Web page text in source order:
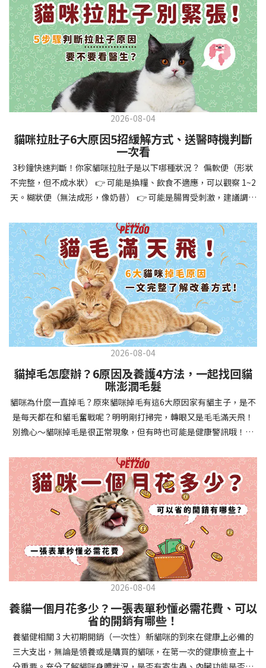
透過基礎訓練，幼犬能學會家居規則，避免危險行為和破壞家具。
像是「不」和「放下」等指令可以阻止幼犬咬電線或誤食有害物
質，有效降低居家意外風險。規律的如廁訓練則能養成良好衛生習
慣，讓家中環境保持乾淨舒適。增強溝通與信任關係訓練過程就像
建立一種共同語言，幫助你和幼犬更好地理解彼此。當幼犬學會回
應你的指令，不只增加了互動機會，也建立了主人作為領導者的地
位。正向獎勵式訓練更能培養幼犬對你的信任感，強化情感連結，
創造更和諧的相處模式。培養社交技能與適應能力及早接觸各種環
境和刺激，能幫助幼犬成長為自信穩定的成犬。適當的社會化訓練
讓牠們學會如何與其他狗狗、動物和人類和平相處，減少恐懼或攻
擊行為。這種適應能力使幼犬未來能從容面對獸醫檢查、美容
salon、寄宿或旅行等各種情境，大大提升生活品質。 訓練幼犬不只
是教會指令，更是塑造性格和習慣的過程！ 透過耐心且一致的訓
練，你不僅能擁有一隻聽話的好狗狗，更能建立起相互尊重的終身
相處中獲得回報狗狗訓練指南，六步驟培養幼犬開始幼犬訓練時，
系統性的方法能帶來最佳效果。從信任建立到習慣養成，每個階段
都至關重要，缺一不可。良好的訓練應循序漸進，把握幼犬成長敏
感期，以積極正向的方式引導。遵循這六個步驟，即使是第一次養
狗的新手，也能輕鬆將調皮的小狗訓練成聽話的好夥伴！建立信任
基礎 幼犬訓練的第一步不是教指令，而是建立信任。剛到新家的幼
犬可能感到緊張不安，給予適當空間適應環境很重要。用溫柔的聲
音交談，提供安全舒適的窩，維持規律的餵食和如廁時間，讓幼犬
感到安心。輕輕撫摸、溫柔擁抱，每天安排固定玩耍時間，這些都
任你後，可開始教導基本指令。從簡單的「坐下」開始，再逐步學
習「趴下」、「等待」和「過來」。每次訓練保持在5-10分鐘內，
避免幼犬注意力分散。使用清晰一致的口令和手勢，成功時立即給
予獎勵和讚美。記住，重複是學習的關鍵，每天多次短時間練習效
果最佳。調整日常行為除了基本指令，幼犬還需學習生活禮儀。如
時立即獎勵。另外要處理的常見問題包括咬人、啃咬家具和亂叫。
每當出現不當行為，給予適當替代品（如咬玩具代替咬手），並在
幼犬選擇正確行為時獎勵，這比責罵更有效。社交化訓練 兩個月大
的幼犬正處於社會化黃金期，這階段的經驗將深刻影響未來性格。
安排幼犬接觸不同人類（包括兒童、戴眼鏡的人、使用拐杖的人
等）、各種動物、交通工具和環境聲音。起初保持在安全、受控的
情境中，逐漸增加複雜度。每次正面社交體驗後給予獎勵，建立幼
犬對新事物的積極態度。進階技巧強化 基礎訓練穩固後，可以進入
更複雜的技巧訓練。這包括遠距離控制、不同干擾下的指令遵從、
多步驟動作等。使用延遲獎勵技巧，讓幼犬學會即使沒有立即獎勵
也能保持良好行為。引入不同環境中的訓練，如公園、寵物店等，
幫助幼犬在各種情境下都能聽從指令。維持良好習慣 成功的訓練不
是一次性的，而是需要持續維護。即使幼犬已經掌握所有技能，也
要定期複習，防止行為退化。將訓練融入日常生活，如出門前的
2026-08-04
貓咪拉肚子6大原因5招緩解方式、送醫時機判斷
一次看
3秒鐘快速判斷！你家貓咪拉肚子是以下哪種狀況？ 偏軟便（形狀
不完整，但不成水狀） 👉 可能是換糧、飲食不適應，可以觀察 1~2
天。糊狀便（無法成形，像奶昔） 👉 可能是腸胃受刺激，建議調整
若超過 24 小時沒改善，建議就醫。血便（帶血絲或黑色糞便） 👉
可能是嚴重腸胃問題，應立即帶去獸醫院！想知道貓咪拉肚子的真
正原因，只要透過 5 個簡單步驟，就能判斷問題嚴重性，決定是否
需要就醫！接下來我們一起來看看該怎麼做吧！🐾 貓咪拉肚子怎麼
辦？5步驟判斷貓咪拉肚子是否需要馬上看醫生貓咪拉肚子的因素與
許多原因有關，更換食物、誤食異物或不乾淨的東西、寄生蟲、其
他疾病。 5 步驟判斷貓咪拉肚子原因，要不要看醫生？當貓咪拉肚
子時，不用慌張！透過以下 5 個步驟，就能快速判斷原因，並決定
是否需要帶去獸醫院。📌 貓咪拉肚子判斷步驟1：觀察糞便的狀態：
糞便質地是關鍵！不同形態代表不同的腸胃狀況📌 貓咪拉肚子判斷
步驟2：回想最近的飲食變化：有沒有突然換飼料或罐頭？ 有沒有吃
到新零食或人類食物？ 是否誤食異物？📌 貓咪拉肚子判斷步驟3：
確認環境與生活作息：最近是否搬家、換貓砂、新成員加入？ 天氣
是否有變化？ 飼主是否長時間外出？📌 貓咪拉肚子判斷步驟4：觀
察貓咪的精神與食慾：貓咪精神好嗎？、食慾是否正常？，可先觀
下降，表示身體狀況不佳，應儘快就醫！📌 貓咪拉肚子判斷步驟5：
檢查是否需要帶去看獸醫 如果拉肚子 1~2 次但精神好、食慾正常，
可以先觀察，如果腹瀉超過 48 小時或水狀腹瀉 + 嗜睡、食慾下降、
嘔吐 應立即就醫。 透過這 5 個步驟，你可以快速判斷貓咪拉肚子的
原因與嚴重程度，確保毛孩的腸胃健康！如果不確定情況，還是建
議讓獸醫檢查，才能安心哦！🐾💖4種高風險群貓咪拉肚子要小心高
風險貓咪包含：幼貓、老貓、懷孕貓、有慢性疾病貓，這些貓咪在
身體狀況出現警訊時要特別注意，如拉肚子次數超過2次以上，就建
議直接尋求獸醫協助。2要訣判斷貓咪拉肚子要不要看醫生 高風險貓
的貓咪，如拉肚子超過2-3天，建議直接尋求獸醫師協助。並記得提
供觀察紀錄給予獸醫師進行專業判斷。貓咪拉肚子但精神很好？如
果飼主有發現貓咪拉肚子的情形，但貓咪的精神很好。有可能與飲
食方便相關，回想是否進食新的食物，或是正進行飼料更換的過
2026-08-04
貓掉毛怎麼辦？6原因及養護4方法，一起找回貓
咪澎潤毛髮
貓咪為什麼一直掉毛？原來貓咪掉毛有這6大原因家有貓主子，是不
是每天都在和貓毛奮戰呢？明明剛打掃完，轉眼又是毛毛滿天飛！
別擔心～貓咪掉毛是很正常現象，但有時也可能是健康警訊哦！以
兩全其美！貓咪掉毛原因1. 皮膚問題貓咪皮膚問題是造成掉毛的常
見兇手！皮膚發炎、感染或是長期搔癢，都會讓貓咪的毛髮失去健
康光澤並大量脫落。常見的皮膚問題包括皮膚黴菌、細菌感染、疥
癬蟲等寄生蟲，甚至是皮膚過度乾燥。如果發現貓咪皮膚有紅腫、
結痂、脫屑或異常氣味，同時伴隨掉毛，建議盡快帶牠看獸醫哦！
貓咪掉毛原因2. 過敏誰說只有人類會過敏？貓咪也會！貓咪可能對
環境中的塵蟎、花粉、清潔劑，甚至是食物中的某些成分產生過敏
反應。過敏症狀不只是打噴嚏、流眼淚，還會引起皮膚搔癢和掉毛
問題。特別是食物過敏，更是常被忽略的掉毛元兇！如果貓咪經常
抓癢或舔舐特定部位，同時伴隨掉毛，很可能是過敏在作怪呢！貓
咪掉毛原因3. 營養不足貓咪的毛髮健康與營養息息相關！當貓咪飲
食中缺乏必要的蛋白質、脂肪酸（尤其是Omega-3和Omega-
6）、維生素或礦物質時，毛髮就會變得乾燥、脆弱，容易斷裂脫
落。長期餵食低品質或不均衡的貓糧，可能使貓咪營養不良，進而
2026-08-04
養貓一個月花多少？一張表單秒懂必需花費、可以
省的開銷有哪些！
養貓健相關 3 大初期開銷（一次性）新貓咪的到來在健康上必備的
三大支出，無論是領養或是購買的貓咪，在第一次的健康檢查上十